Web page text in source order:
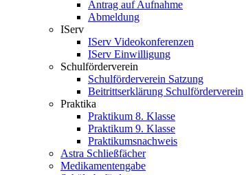
Antrag auf Aufnahme
Abmeldung
IServ
IServ Videokonferenzen
IServ Einwilligung
Schulförderverein
Schulförderverein Satzung
Beitrittserklärung Schulförderverein
Praktika
Praktikum 8. Klasse
Praktikum 9. Klasse
Praktikumsnachweis
Astra Schließfächer
Medikamentengabe